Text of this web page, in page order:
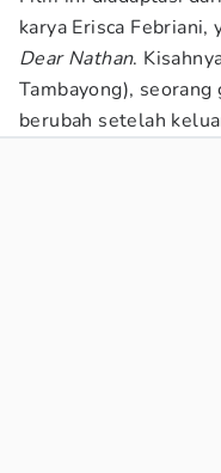
karya Erisca
Dear Nathan.
Tambayong),
berubah setelah